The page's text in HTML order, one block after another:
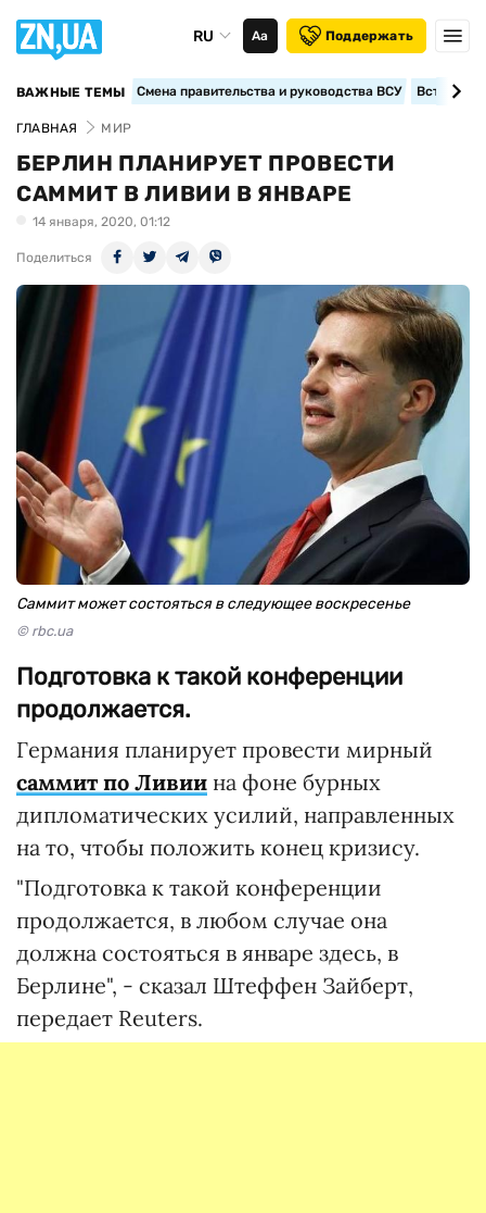
RU Аа Поддержать
ВАЖНЫЕ ТЕМЫ Смена правительства и руководства ВСУ
ГЛАВНАЯ МИР
БЕРЛИН ПЛАНИРУЕТ ПРОВЕСТИ
САММИТ В ЛИВИИ В ЯНВАРЕ
14 января, 2020, 01:12
Поделиться
Саммит может состояться в следующее воскресенье
© rbc.ua
Подготовка к такой конференции
продолжается.
Германия планирует провести мирный
саммит по Ливии на фоне бурных
дипломатических усилий, направленных
на то, чтобы положить конец кризису.
"Подготовка к такой конференции
продолжается, в любом случае она
должна состояться в январе здесь, в
Берлине", - сказал Штеффен Зайберт,
передает Reuters.